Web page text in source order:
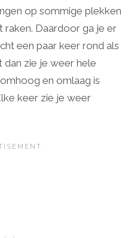
op sommige plekken
raken. Daardoor ga je er
een paar keer rond als
dan zie je weer hele
en omlaag is
keer zie je weer